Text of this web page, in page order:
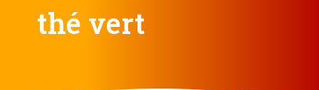
thé vert